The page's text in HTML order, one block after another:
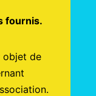
fournis.
de